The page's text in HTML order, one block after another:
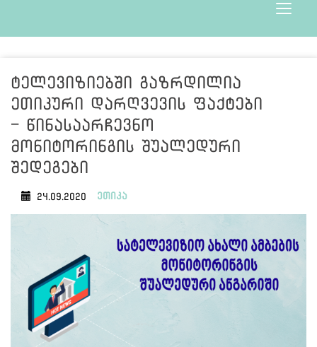
Toggle
ტელევიზიებში გაზრდილია
ეთიკური დარღვევის ფაქტები
- წინასაარჩევნო
მონიტორინგის შუალედური
შედეგები
24.09.2020 ეთიკა